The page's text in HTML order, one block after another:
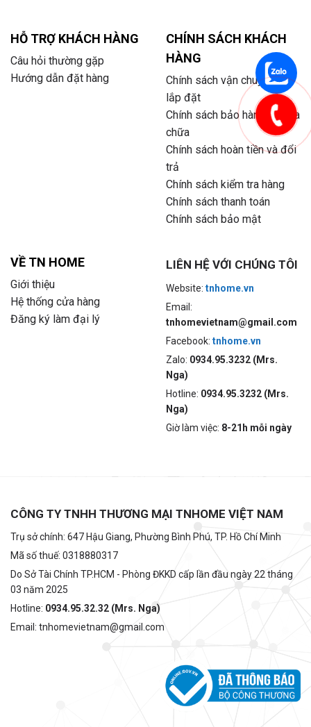
HỖ TRỢ KHÁCH HÀNG
Câu hỏi thường gặp
Hướng dẫn đặt hàng
CHÍNH SÁCH KHÁCH
HÀNG
Chính sách vận chuyển và
lắp đặt
Chính sách bảo hành và sửa
chữa
Chính sách hoàn tiền và đổi
trả
Chính sách kiểm tra hàng
Chính sách thanh toán
Chính sách bảo mật
VỀ TN HOME
Giới thiệu
Hệ thống cửa hàng
Đăng ký làm đại lý
LIÊN HỆ VỚI CHÚNG TÔI
Website: tnhome.vn
Email:
tnhomevietnam@gmail.com
Facebook: tnhome.vn
Zalo: 0934.95.3232 (Mrs.
Nga)
Hotline: 0934.95.3232 (Mrs.
Nga)
Giờ làm việc: 8-21h mỗi ngày
CÔNG TY TNHH THƯƠNG MẠI TNHOME VIỆT NAM
Trụ sở chính: 647 Hậu Giang, Phường Bình Phú, TP. Hồ Chí Minh
Mã số thuế: 0318880317
Do Sở Tài Chính TP.HCM - Phòng ĐKKD cấp lần đầu ngày 22 tháng
03 năm 2025
Hotline: 0934.95.32.32 (Mrs. Nga)
Email: tnhomevietnam@gmail.com